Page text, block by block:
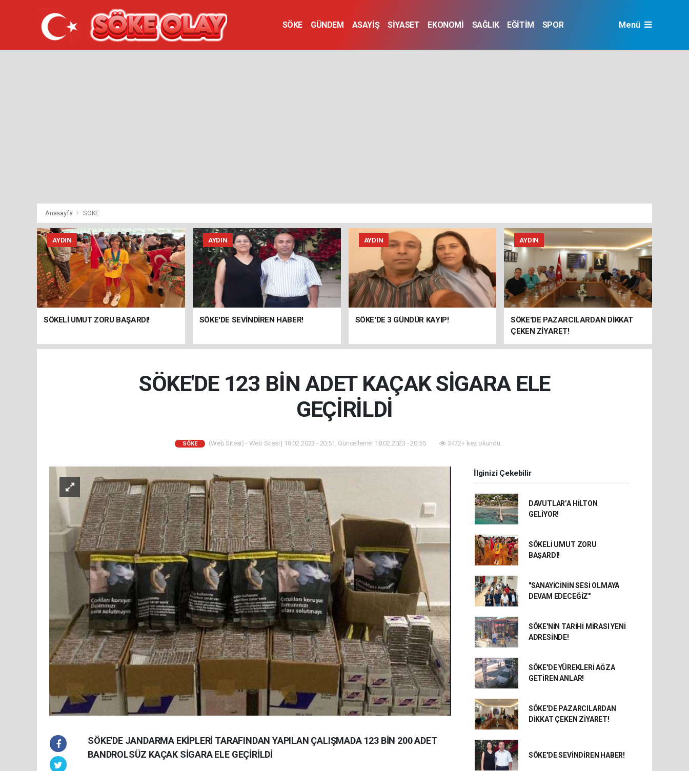
SÖKE GÜNDEM ASAYİŞ SİYASET EKONOMİ SAĞLIK EĞİTİM SPOR Menü
Anasayfa SÖKE
AYDIN
SÖKELİ UMUT ZORU BAŞARDI!
AYDIN
SÖKE'DE SEVİNDİREN HABER!
AYDIN
SÖKE'DE 3 GÜNDÜR KAYIP!
AYDIN
SÖKE'DE PAZARCILARDAN DİKKAT
ÇEKEN ZİYARET!
SÖKE'DE 123 BİN ADET KAÇAK SİGARA ELE
GEÇİRİLDİ
SÖKE (Web Sitesi) - Web Sitesi | 18.02.2023 - 20:51, Güncelleme: 18.02.2023 - 20:55 3472+ kez okundu.
SÖKE'DE JANDARMA EKİPLERİ TARAFINDAN YAPILAN ÇALIŞMADA 123 BİN 200 ADET
BANDROLSÜZ KAÇAK SİGARA ELE GEÇİRİLDİ
İlginizi Çekebilir
DAVUTLAR’A HİLTON
GELİYOR!
SÖKELİ UMUT ZORU
BAŞARDI!
"SANAYİCİNİN SESİ OLMAYA
DEVAM EDECEĞİZ"
SÖKE'NİN TARİHİ MİRASI YENİ
ADRESİNDE!
SÖKE'DE YÜREKLERİ AĞZA
GETİREN ANLAR!
SÖKE'DE PAZARCILARDAN
DİKKAT ÇEKEN ZİYARET!
SÖKE'DE SEVİNDİREN HABER!